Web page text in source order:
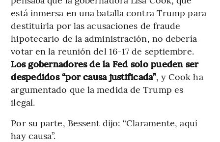
está inmersa en una batalla contra Trump para
destituirla por las acusaciones de fraude
hipotecario de la administración, no debería
votar en la reunión del 16-17 de septiembre.
Los gobernadores de la Fed solo pueden ser
despedidos “por causa justificada”, y Cook ha
argumentado que la medida de Trump es
ilegal.
Por su parte, Bessent dijo: “Claramente, aquí
hay causa”.